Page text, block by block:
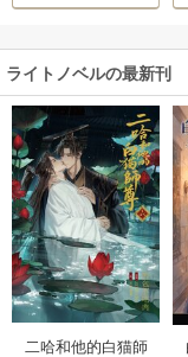
ライトノベルの最新刊
二哈和他的白猫師